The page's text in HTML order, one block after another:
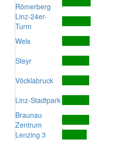
Römerberg
Linz-24er-
Turm
Wels
Steyr
Vöcklabruck
Linz-Stadtpark
Braunau
Zentrum
Lenzing 3